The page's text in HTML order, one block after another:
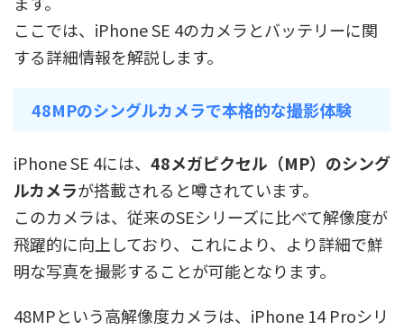
ここでは、iPhone SE 4のカメラとバッテリーに関
する詳細情報を解説します。
48MPのシングルカメラで本格的な撮影体験
iPhone SE 4には、 48メガピクセル（MP）のシング
ルカメラが搭載されると噂されています。
このカメラは、従来のSEシリーズに比べて解像度が
飛躍的に向上しており、これにより、より詳細で鮮
明な写真を撮影することが可能となります。
48MPという高解像度カメラは、iPhone 14 Proシリ